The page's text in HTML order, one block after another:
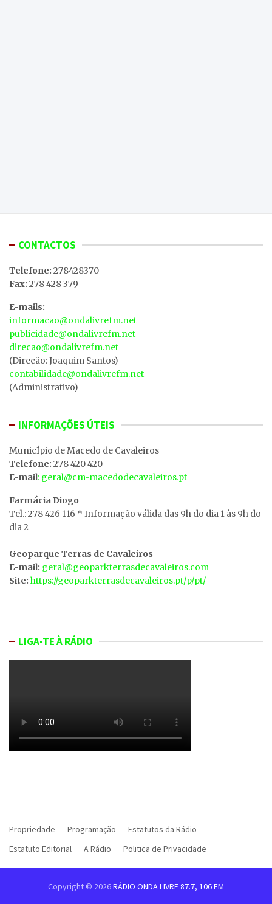
CONTACTOS
Telefone: 278428370
Fax: 278 428 379
E-mails:
informacao@ondalivrefm.net
publicidade@ondalivrefm.net
direcao@ondalivrefm.net
(Direção: Joaquim Santos)
contabilidade@ondalivrefm.net
(Administrativo)
INFORMAÇÕES ÚTEIS
MunicÍpio de Macedo de Cavaleiros
Telefone: 278 420 420
E-mail: geral@cm-macedodecavaleiros.pt
Farmácia Diogo
Tel.: 278 426 116 * Informação válida das 9h do dia 1 às 9h do
dia 2
Geoparque Terras de Cavaleiros
E-mail: geral@geoparkterrasdecavaleiros.com
Site: https://geoparkterrasdecavaleiros.pt/p/pt/
LIGA-TE À RÁDIO
Propriedade Programação
Estatutos da Rádio
Estatuto Editorial
A Rádio Politica de Privacidade
Copyright © 2026RÁDIO ONDA LIVRE 87.7, 106 FM